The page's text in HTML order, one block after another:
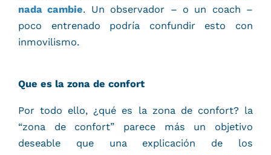
nada cambie. Un observador – o un coach –
poco entrenado podría confundir esto con
inmovilismo.
Que es la zona de confort
Por todo ello, ¿qué es la zona de confort? la
“zona de confort” parece más un objetivo
deseable que una explicación de los